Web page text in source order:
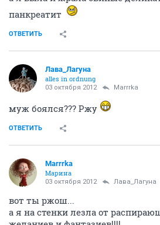
Марина
мы такие похожие тетки!
мы в морге тожа спирт глыкали,
отрезало
наверное, скоро, начиная с
все вредные привычки
Показать спойлер
о, дорогая, придумала!
давай я буду умная и красивая,